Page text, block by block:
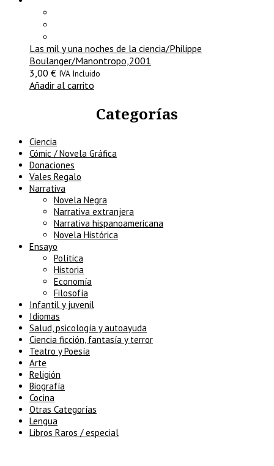
Las mil y una noches de la ciencia/Philippe
Boulanger/Manontropo,2001
3,00 € IVA Incluido
Añadir al carrito
Categorías
Ciencia
Cómic / Novela Gráfica
Donaciones
Vales Regalo
Narrativa
Novela Negra
Narrativa extranjera
Narrativa hispanoamericana
Novela Histórica
Ensayo
Política
Historia
Economía
Filosofía
Infantil y juvenil
Idiomas
Salud, psicología y autoayuda
Ciencia ficción, fantasía y terror
Teatro y Poesía
Arte
Religión
Biografía
Cocina
Otras Categorías
Lengua
Libros Raros / especial